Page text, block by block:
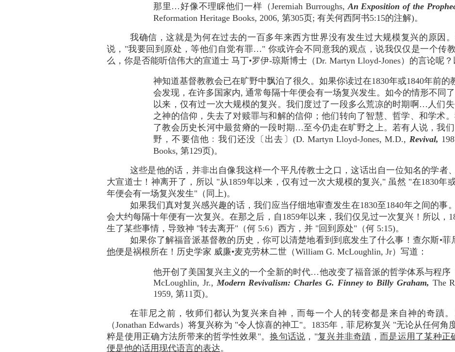
那里…好像不理睬他们一样（Jeremiah Burroughs,An Exposition of the
Reformation Heritage Books, 2006, 第305页; 有关何西阿书5:15的注解)。
我确信，这就是为何在过去的一百多年来西方世界没有发生过大规模复兴的原因
说，"我要回到原处，等他们自觉有罪…" 你或许会不同意我的观点，说我仅仅是一个传
么，你是否能听信伟大的宣道士 马丁•罗伊-琼斯博士（Dr. Martyn Lloyd-Jones）的言论呢？
神知道基督教教会已在旷野中飘泊了很久。如果你读过在1830年或1840年前的
会发现，在许多国家内, 通常每隔十年便会有一场复兴发生。如今的情形不同
以来，仅有过一次大规模的复兴。我们度过了一段多么荒凉的时期啊…人们
之神的信仰，失去了对赎罪与和解的信仰；他们转向了智慧、哲学、和学术
了教会历史长河中最贫瘠的一段时期…至今仍走在旷野之上。若有人说，我
野，不要信他﹕我们还没〔出去〕(D. Martyn Lloyd-Jones, M.D., Revival,
Books, 第129页)。
这些是他的话，并非出自像我这样一个平凡传教士之口，这话出自一位知名的学者
大宣道士！神离开了，所以 "从1859年以来，仅有过一次大规模的复兴," 虽然 "在1830年
年便会有一场复兴发生"（同上)。
如果我们真对复兴感兴趣的话，我们应当仔细地审查发生在1830至1840年之间的事
会大约每隔十年便有一次复兴。在那之后，自1859年以来，我们仅见过一次复兴！所以，
生了某些事情，导致神 "转去离开"（何 5:6）西方，并 "回到原处"（何 5:15)。
如果你了解福音派基督教的历史，你可以清楚地看到到底发生了什么事！查尔斯•菲
他便是祸根所在！历史学家 威廉•麦克劳林二世（William G. McLoughlin, Jr）写道：
他开创了美国复兴主义的一个全新的时代…他改变了福音派的哲学体系与程序
McLoughlin, Jr.,Modern Revivalism: Charles G. Finney to Billy Graham, The
1959, 第11页)。
在菲尼之前，牧师们都认为复兴来自神，而每一个人的转变都是来自神的奇蹟。
（Jonathan Edwards）将复兴称为 "令人惊喜的神工"。1835年，菲尼称复兴 "无论从任何
粹是使用正确方法所带来的哲学性效果"。换句话说 ，"复兴并非奇蹟 ， 而是运用了某种正
便是他的话用现代语言的表达。